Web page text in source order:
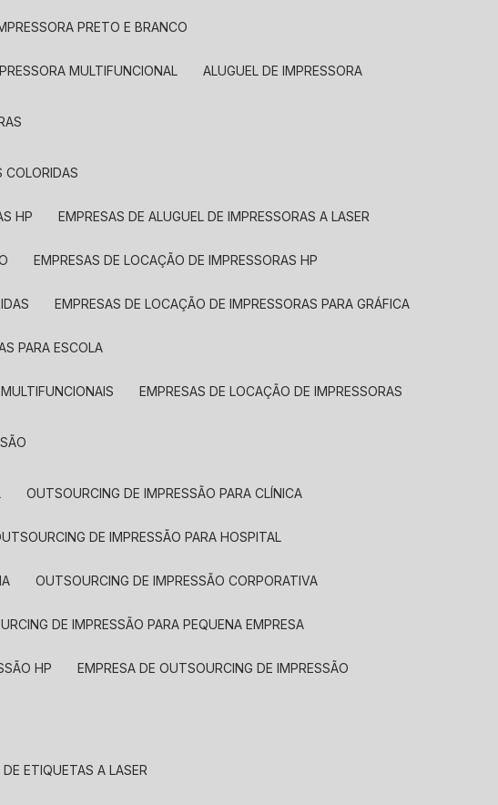
PRETO E BRANCO
MULTIFUNCIONAL ALUGUEL DE IMPRESSORA
COLORIDAS
HP EMPRESAS DE ALUGUEL DE IMPRESSORAS A LASER
EMPRESAS DE LOCAÇÃO DE IMPRESSORAS HP
EMPRESAS DE LOCAÇÃO DE IMPRESSORAS PARA GRÁFICA
PARA ESCOLA
EMPRESAS DE LOCAÇÃO DE IMPRESSORAS
OUTSOURCING DE IMPRESSÃO PARA CLÍNICA
OUTSOURCING DE IMPRESSÃO PARA HOSPITAL
OUTSOURCING DE IMPRESSÃO CORPORATIVA
DE IMPRESSÃO PARA PEQUENA EMPRESA
HP EMPRESA DE OUTSOURCING DE IMPRESSÃO
DE ETIQUETAS A LASER